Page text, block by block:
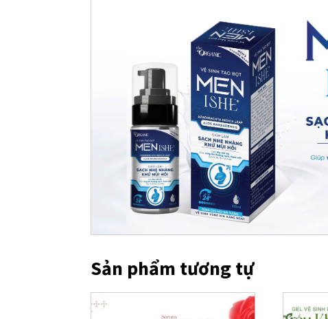
Sản phẩm tương tự